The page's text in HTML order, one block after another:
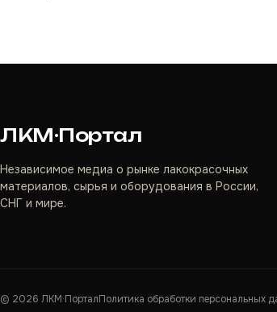
ЛКМ·Портал
Независимое медиа о рынке лакокрасочных
материалов, сырья и оборудования в России,
СНГ и мире.
© 2026 ЛКМ·ПорталПолитика обработки персональных